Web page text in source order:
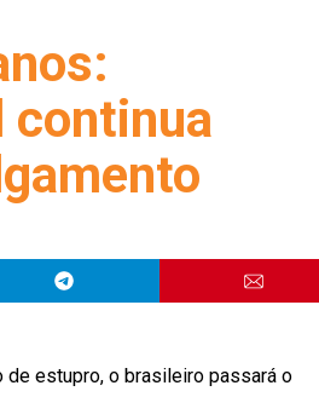
continua
estupro, o brasileiro passará o